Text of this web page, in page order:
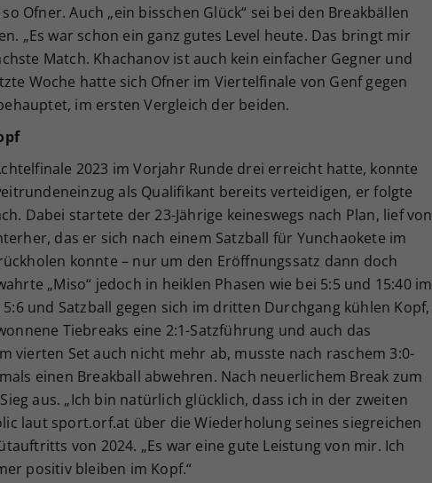
Ofner. Auch „ein bisschen Glück“ sei bei den Breakbällen
„Es war schon ein ganz gutes Level heute. Das bringt mir
Match. Khachanov ist auch kein einfacher Gegner und
Woche hatte sich Ofner im Viertelfinale von Genf gegen
im ersten Vergleich der beiden.
2023 im Vorjahr Runde drei erreicht hatte, konnte
als Qualifikant bereits verteidigen, er folgte
Dabei startete der 23-Jährige keineswegs nach Plan, lief von
das er sich nach einem Satzball für Yunchaokete im
konnte – nur um den Eröffnungssatz dann doch
„Miso“ jedoch in heiklen Phasen wie bei 5:5 und 15:40 im
und Satzball gegen sich im dritten Durchgang kühlen Kopf,
Tiebreaks eine 2:1-Satzführung und auch das
vierten Set auch nicht mehr ab, musste nach raschem 3:0-
einen Breakball abwehren. Nach neuerlichem Break zum
aus. „Ich bin natürlich glücklich, dass ich in der zweiten
laut sport.orf.at über die Wiederholung seines siegreichen
von 2024. „Es war eine gute Leistung von mir. Ich
positiv bleiben im Kopf.“